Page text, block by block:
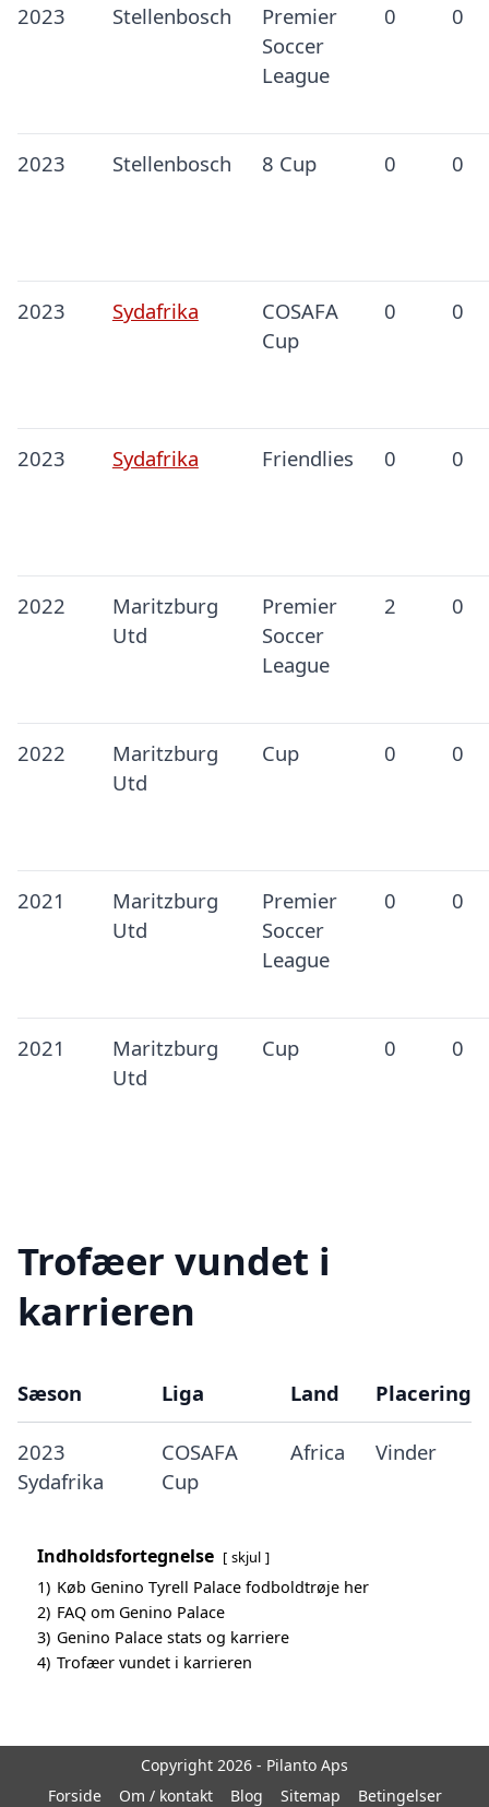
2023 Stellenbosch
Premier
Soccer
League
0 0
2023 Stellenbosch 8 Cup 0 0
2023 Sydafrika
COSAFA
Cup
0 0
2023 Sydafrika Friendlies 0 0
2022
Maritzburg
Utd
Premier
Soccer
League
2 0
2022
Maritzburg
Utd
Cup 0 0
2021
Maritzburg
Utd
Premier
Soccer
League
0 0
2021
Maritzburg
Utd
Cup 0 0
Trofæer vundet i
karrieren
Sæson Liga Land Placering
2023
Sydafrika
COSAFA
Cup
Africa Vinder
Indholdsfortegnelse skjul
1) Køb Genino Tyrell Palace fodboldtrøje her
2) FAQ om Genino Palace
3) Genino Palace stats og karriere
4) Trofæer vundet i karrieren
Copyright 2026 - Pilanto Aps
Forside
Om / kontakt Blog Sitemap Betingelser